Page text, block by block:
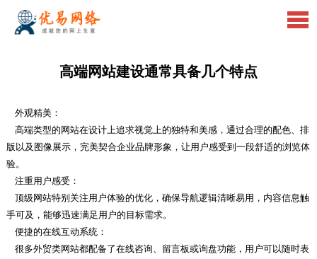
高端网站建设通常具备几个特点
外观精美：
高端类型的网站在设计上追求视觉上的独特和美感，通过合理的配色、排
版以及图像展示，完美契合企业品牌形象，让用户感受到一段舒适的浏览体
验。
注重用户感受：
顶级网站特别关注用户体验的优化，确保导航逻辑清晰易用，内容信息触
手可及，能够迅速满足用户的目标需求。
便捷的在线互动系统：
很多外贸类网站都配备了在线咨询、留言板或询盘功能，用户可以随时表